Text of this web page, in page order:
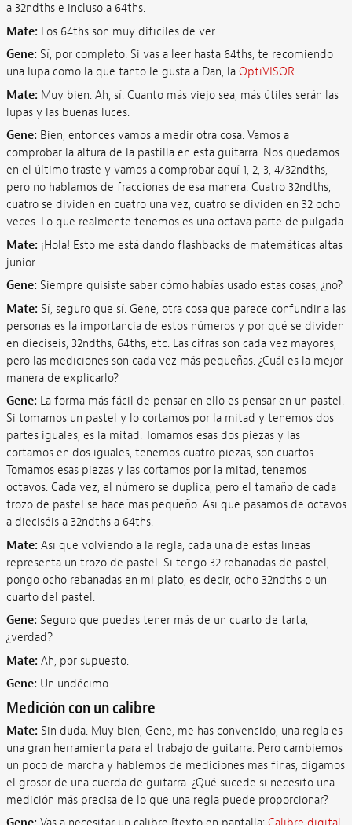
a 32ndths e incluso a 64ths.
Mate: Los 64ths son muy difíciles de ver.
Gene: Sí, por completo. Si vas a leer hasta 64ths, te recomiendo
una lupa como la que tanto le gusta a Dan, la OptiVISOR.
Mate: Muy bien. Ah, sí. Cuanto más viejo sea, más útiles serán las
lupas y las buenas luces.
Gene: Bien, entonces vamos a medir otra cosa. Vamos a
comprobar la altura de la pastilla en esta guitarra. Nos quedamos
en el último traste y vamos a comprobar aquí 1, 2, 3, 4/32ndths,
pero no hablamos de fracciones de esa manera. Cuatro 32ndths,
cuatro se dividen en cuatro una vez, cuatro se dividen en 32 ocho
veces. Lo que realmente tenemos es una octava parte de pulgada.
Mate: ¡Hola! Esto me está dando flashbacks de matemáticas altas
junior.
Gene: Siempre quisiste saber cómo habías usado estas cosas, ¿no?
Mate: Sí, seguro que sí. Gene, otra cosa que parece confundir a las
personas es la importancia de estos números y por qué se dividen
en dieciséis, 32ndths, 64ths, etc. Las cifras son cada vez mayores,
pero las mediciones son cada vez más pequeñas. ¿Cuál es la mejor
manera de explicarlo?
Gene: La forma más fácil de pensar en ello es pensar en un pastel.
Si tomamos un pastel y lo cortamos por la mitad y tenemos dos
partes iguales, es la mitad. Tomamos esas dos piezas y las
cortamos en dos iguales, tenemos cuatro piezas, son cuartos.
Tomamos esas piezas y las cortamos por la mitad, tenemos
octavos. Cada vez, el número se duplica, pero el tamaño de cada
trozo de pastel se hace más pequeño. Así que pasamos de octavos
a dieciséis a 32ndths a 64ths.
Mate: Así que volviendo a la regla, cada una de estas líneas
representa un trozo de pastel. Si tengo 32 rebanadas de pastel,
pongo ocho rebanadas en mi plato, es decir, ocho 32ndths o un
cuarto del pastel.
Gene: Seguro que puedes tener más de un cuarto de tarta,
¿verdad?
Mate: Ah, por supuesto.
Gene: Un undécimo.
Medición con un calibre
Mate: Sin duda. Muy bien, Gene, me has convencido, una regla es
una gran herramienta para el trabajo de guitarra. Pero cambiemos
un poco de marcha y hablemos de mediciones más finas, digamos
el grosor de una cuerda de guitarra. ¿Qué sucede si necesito una
medición más precisa de lo que una regla puede proporcionar?